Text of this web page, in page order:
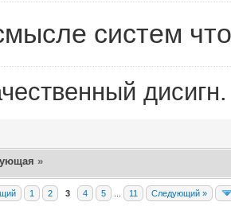
систем
»
1 2 3 4 5 11 Следующий »